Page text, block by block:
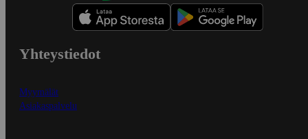
Yhteystiedot
Myymälät
Asiakaspalvelu